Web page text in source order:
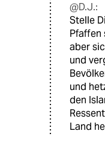
@D.J.:
Stelle
Pfaffen
aber
und
und
den
Land